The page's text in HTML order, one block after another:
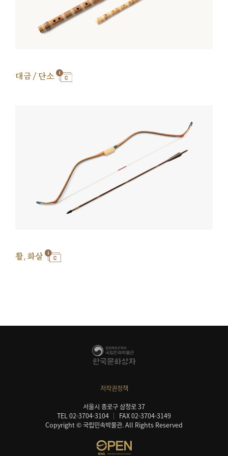
대금 / 단소
활, 화살
저작권정책
서울시 종로구 삼청로 37
TEL 02-3704-3104
FAX 02-3704-3149
Copyright © 국립민속박물관. All Rights Reserved